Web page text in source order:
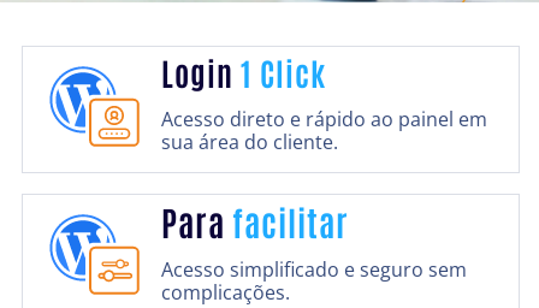
Login 1 Click
Acesso direto e rápido ao painel em
sua área do cliente.
Para facilitar
Acesso simplificado e seguro sem
complicações.